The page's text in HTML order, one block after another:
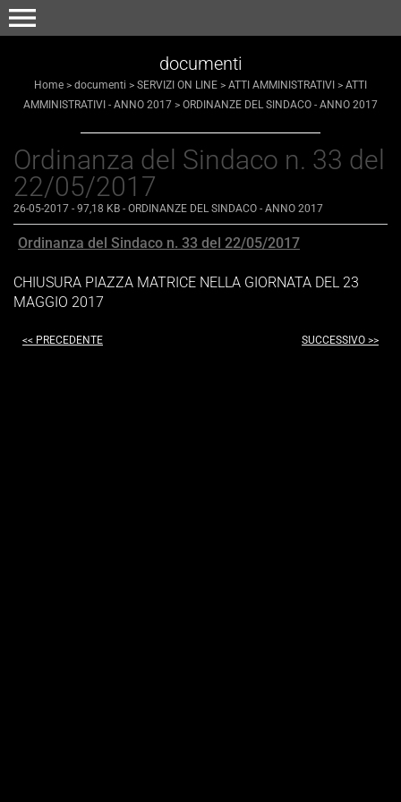
menu
documenti
Home > documenti > SERVIZI ON LINE > ATTI AMMINISTRATIVI > ATTI
AMMINISTRATIVI - ANNO 2017 > ORDINANZE DEL SINDACO - ANNO 2017
Ordinanza del Sindaco n. 33 del
22/05/2017
26-05-2017 - 97,18 KB - ORDINANZE DEL SINDACO - ANNO 2017
Ordinanza del Sindaco n. 33 del 22/05/2017
CHIUSURA PIAZZA MATRICE NELLA GIORNATA DEL 23
MAGGIO 2017
<< PRECEDENTE SUCCESSIVO >>